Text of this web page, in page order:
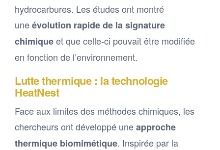
hydrocarbures. Les études ont montré
uneévolution rapide de la signature
chimiqueet que celle-ci pouvait être modifiée
en fonction de l’environnement.
Lutte thermique : la technologie
HeatNest
Face aux limites des méthodes chimiques, les
chercheurs ont développé uneapproche
thermique biomimétique. Inspirée par la